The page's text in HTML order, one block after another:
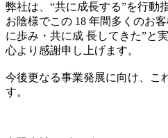
弊社は、“共に成長する”を行動
お陰様でこの 18 年間多くのお
に歩み・共に成 長してきた”と
心より感謝申し上げます。
今後更なる事業発展に向け、こ
す。